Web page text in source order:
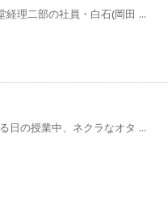
経理二部の社員・白石(岡田 ...
日の授業中、ネクラなオタ ...